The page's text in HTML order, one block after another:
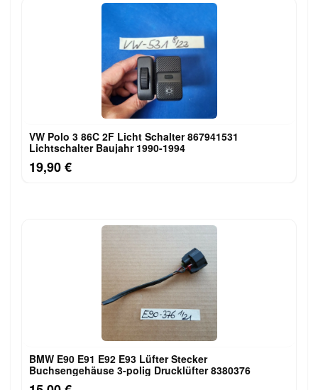
VW Polo 3 86C 2F Licht Schalter 867941531
Lichtschalter Baujahr 1990-1994
19,90 €
BMW E90 E91 E92 E93 Lüfter Stecker
Buchsengehäuse 3-polig Drucklüfter 8380376